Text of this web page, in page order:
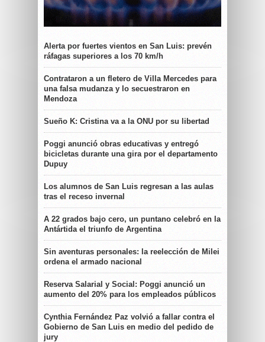
Alerta por fuertes vientos en San Luis: prevén
ráfagas superiores a los 70 km/h
Contrataron a un fletero de Villa Mercedes para
una falsa mudanza y lo secuestraron en
Mendoza
Sueño K: Cristina va a la ONU por su libertad
Poggi anunció obras educativas y entregó
bicicletas durante una gira por el departamento
Dupuy
Los alumnos de San Luis regresan a las aulas
tras el receso invernal
A 22 grados bajo cero, un puntano celebró en la
Antártida el triunfo de Argentina
Sin aventuras personales: la reelección de Milei
ordena el armado nacional
Reserva Salarial y Social: Poggi anunció un
aumento del 20% para los empleados públicos
Cynthia Fernández Paz volvió a fallar contra el
Gobierno de San Luis en medio del pedido de
jury